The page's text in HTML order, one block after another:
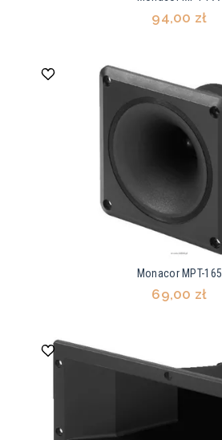
94,00 zł
Monacor MPT-165
69,00 zł